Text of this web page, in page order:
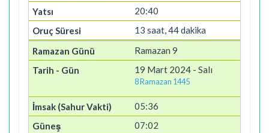
20:40
13 saat, 44 dakika
Ramazan 9
19 Mart 2024 - Salı
8 Ramazan 1445
05:36
07:02